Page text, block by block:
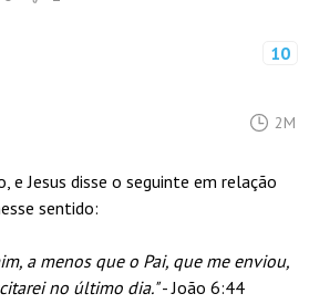
10
2M
e Jesus disse o seguinte em relação
sentido:
a menos que o Pai, que me enviou,
no último dia."- João 6:44